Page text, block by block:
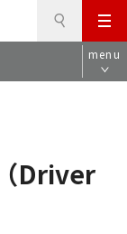
メ
ニ
ュ
menu
Driver